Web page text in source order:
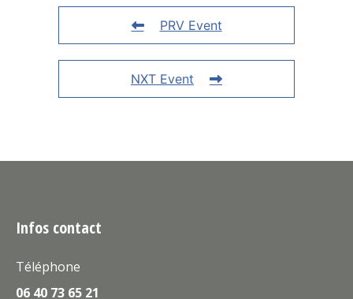
PRV Event
NXT Event
Infos contact
Téléphone
06 40 73 65 21